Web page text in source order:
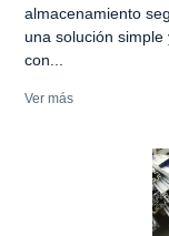
almacenamiento
una solución
con...
Ver más